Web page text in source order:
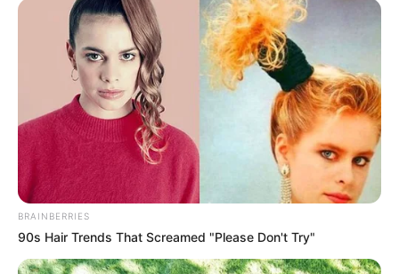
BRAINBERRIES
90s Hair Trends That Screamed "Please Don't Try"